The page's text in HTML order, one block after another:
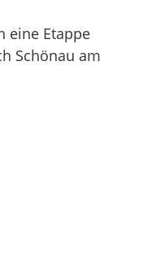
eine Etappe
Schönau am